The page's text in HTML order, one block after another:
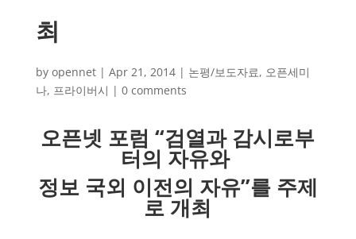
최
by opennet| Apr 21, 2014| 논평/보도자료, 오픈세미
나, 프라이버시 | 0 comments
오픈넷 포럼 “검열과 감시로부
터의 자유와
정보 국외 이전의 자유”를 주제
로 개최